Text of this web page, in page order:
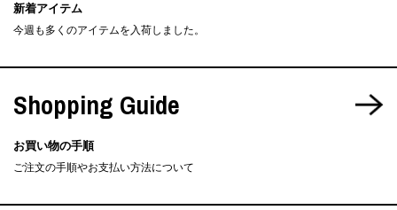
新着アイテム
今週も多くのアイテムを入荷しました。
Shopping Guide
お買い物の手順
ご注文の手順やお支払い方法について